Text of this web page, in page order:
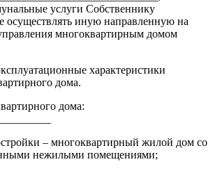
услуги Собственнику
осуществлять иную направленную на
многоквартирным домом
характеристики
дома.
дома:
– многоквартирный жилой дом со
нежилыми помещениями;